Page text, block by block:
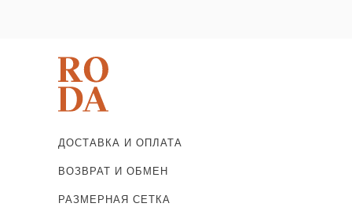
РАЗМЕРНАЯ СЕТКА
ДОСТАВКА И ОПЛАТА
ВОЗВРАТ И ОБМЕН